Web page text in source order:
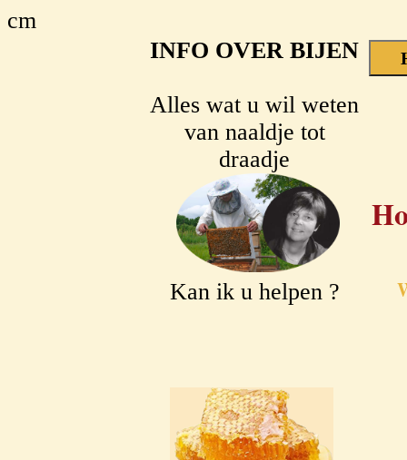
cm
INFO OVER BIJEN
Alles wat u wil weten
van naaldje tot
draadje
Kan ik u helpen ?